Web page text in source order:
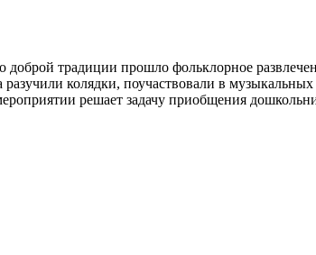
традиции прошло фольклорное
колядки, поучаствовали в
решает задачу приобщения